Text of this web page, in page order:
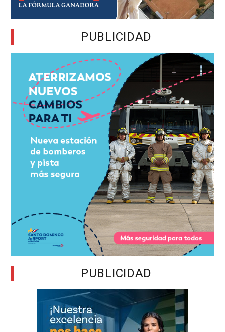
PUBLICIDAD
PUBLICIDAD